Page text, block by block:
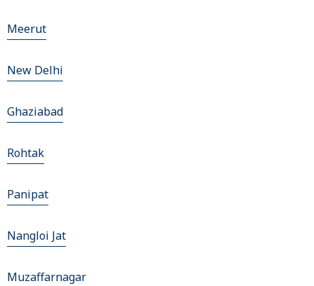
Meerut
New Delhi
Ghaziabad
Rohtak
Panipat
Nangloi Jat
Muzaffarnagar